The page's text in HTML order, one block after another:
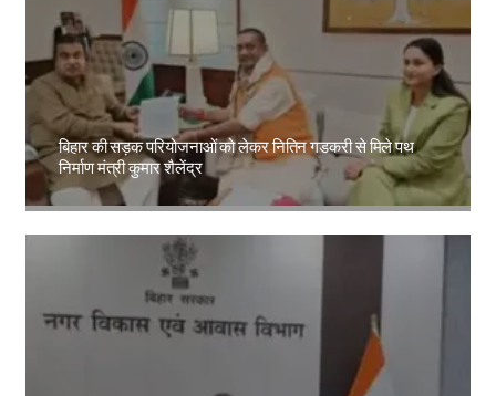
बिहार की सड़क परियोजनाओं को लेकर नितिन गडकरी से मिले पथ
निर्माण मंत्री कुमार शैलेंद्र
Amit Lekh